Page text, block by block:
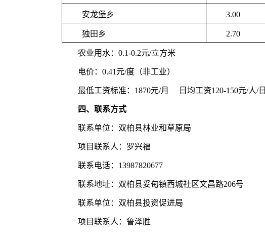
安龙堡乡 3.00
独田乡 2.70
农业用水：0.1-0.2元/立方米
电价：0.41元/度（非工业）
最低工资标准：1870元/月 日均工资120-150元/人/日
四、联系方式
联系单位：双柏县林业和草原局
项目联系人：罗兴福
联系电话：13987820677
联系地址：双柏县妥甸镇西城社区文昌路206号
联系单位：双柏县投资促进局
项目联系人：鲁泽胜